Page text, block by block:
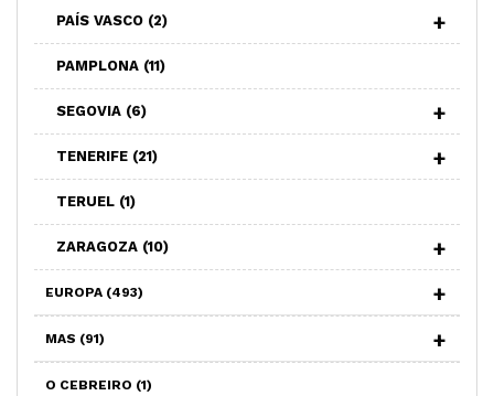
PAÍS VASCO (2)
PAMPLONA (11)
SEGOVIA (6)
TENERIFE (21)
TERUEL (1)
ZARAGOZA (10)
EUROPA (493)
MAS (91)
O CEBREIRO (1)